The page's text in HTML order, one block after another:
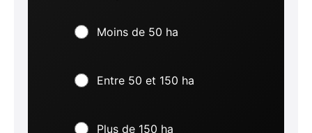
Moins de 50 ha
Entre 50 et 150 ha
Plus de 150 ha